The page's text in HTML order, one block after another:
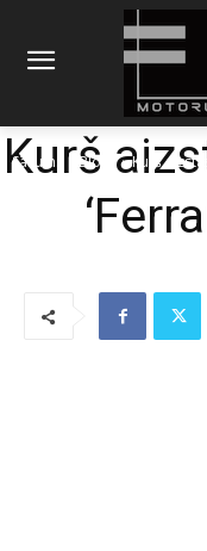
Sākums Blogs Kurš
Kurš